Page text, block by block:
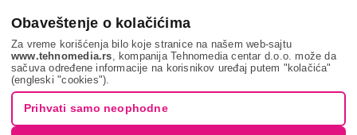
Obaveštenje o kolačićima
Za vreme korišćenja bilo koje stranice na našem web-sajtu
www.tehnomedia.rs , kompanija Tehnomedia centar d.o.o. može da
sačuva određene informacije na korisnikov uređaj putem "kolačića"
(engleski "cookies").
Prihvati samo neophodne
Tv, audio, video i foto Av uređaji Radio tranzistori PHILIPS
RADIO TRANZISTORI - PHILIPS